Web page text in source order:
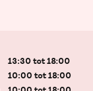
13:30 tot 18:00
10:00 tot 18:00